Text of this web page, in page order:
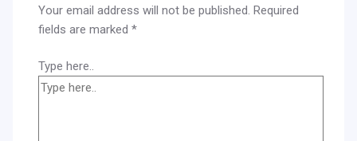
Your email address will not be published. Required
fields are marked*
Type here..